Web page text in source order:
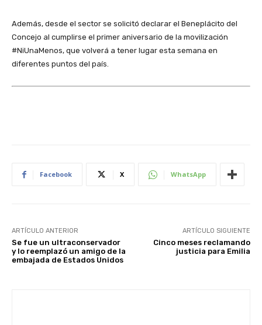
Además, desde el sector se solicitó declarar el Beneplácito del
Concejo al cumplirse el primer aniversario de la movilización
#NiUnaMenos, que volverá a tener lugar esta semana en
diferentes puntos del país.
Facebook X WhatsApp
ARTÍCULO ANTERIOR
Se fue un ultraconservador
y lo reemplazó un amigo de la
embajada de Estados Unidos
ARTÍCULO SIGUIENTE
Cinco meses reclamando
justicia para Emilia